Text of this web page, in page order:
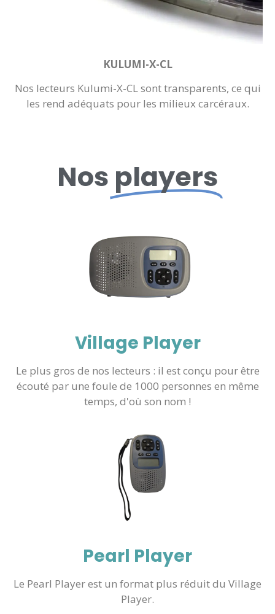
KULUMI-X-CL
Nos lecteurs Kulumi-X-CL sont transparents, ce qui
les rend adéquats pour les milieux carcéraux.
Nos players
Village Player
Le plus gros de nos lecteurs : il est conçu pour être
écouté par une foule de 1000 personnes en même
temps, d'où son nom !
Pearl Player
Le Pearl Player est un format plus réduit du Village
Player.